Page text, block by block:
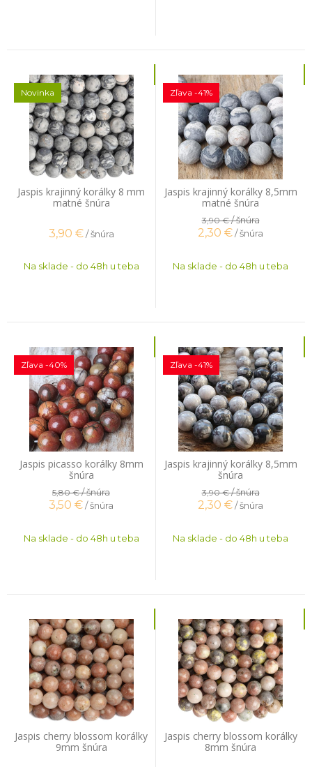
Jaspis krajinný korálky 8 mm
matné šnúra
Novinka
3,90 € / šnúra
Na sklade - do 48h u teba
Jaspis krajinný korálky 8,5mm
matné šnúra
Zľava -41%
3,90 €/ šnúra
2,30 €/ šnúra
Na sklade - do 48h u teba
Jaspis picasso korálky 8mm
šnúra
Zľava -40%
5,80 €/ šnúra
3,50 €/ šnúra
Na sklade - do 48h u teba
Jaspis krajinný korálky 8,5mm
šnúra
Zľava -41%
3,90 €/ šnúra
2,30 €/ šnúra
Na sklade - do 48h u teba
Jaspis cherry blossom korálky
9mm šnúra
Jaspis cherry blossom korálky
8mm šnúra